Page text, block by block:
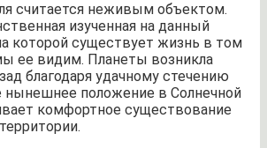
считается неживым объектом.
изученная на данный
которой существует жизнь в том
ее видим. Планеты возникла
благодаря удачному стечению
нынешнее положение в Солнечной
комфортное существование